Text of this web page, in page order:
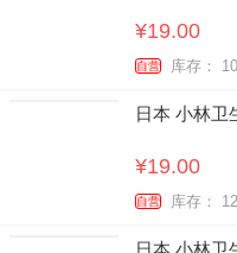
¥19.00
自营 库存
日本 小林卫
¥19.00
自营 库存
日本 小林卫